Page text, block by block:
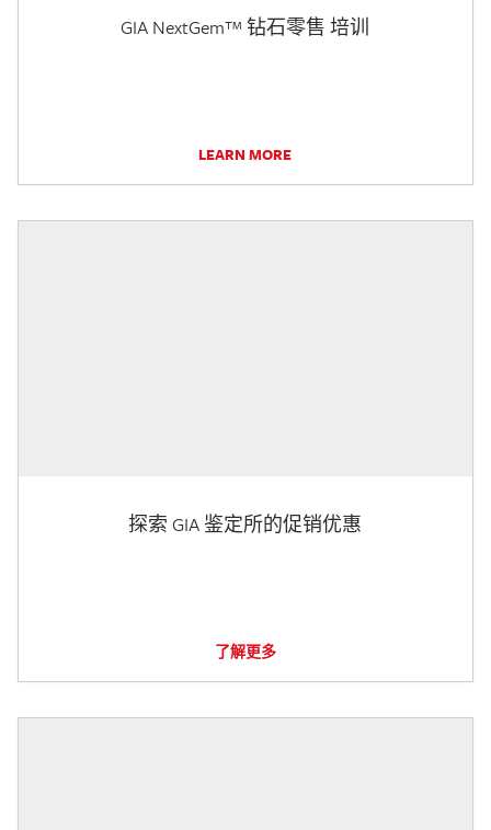
GIA NextGem™ 钻石零售 培训
LEARN MORE
探索 GIA 鉴定所的促销优惠
了解更多